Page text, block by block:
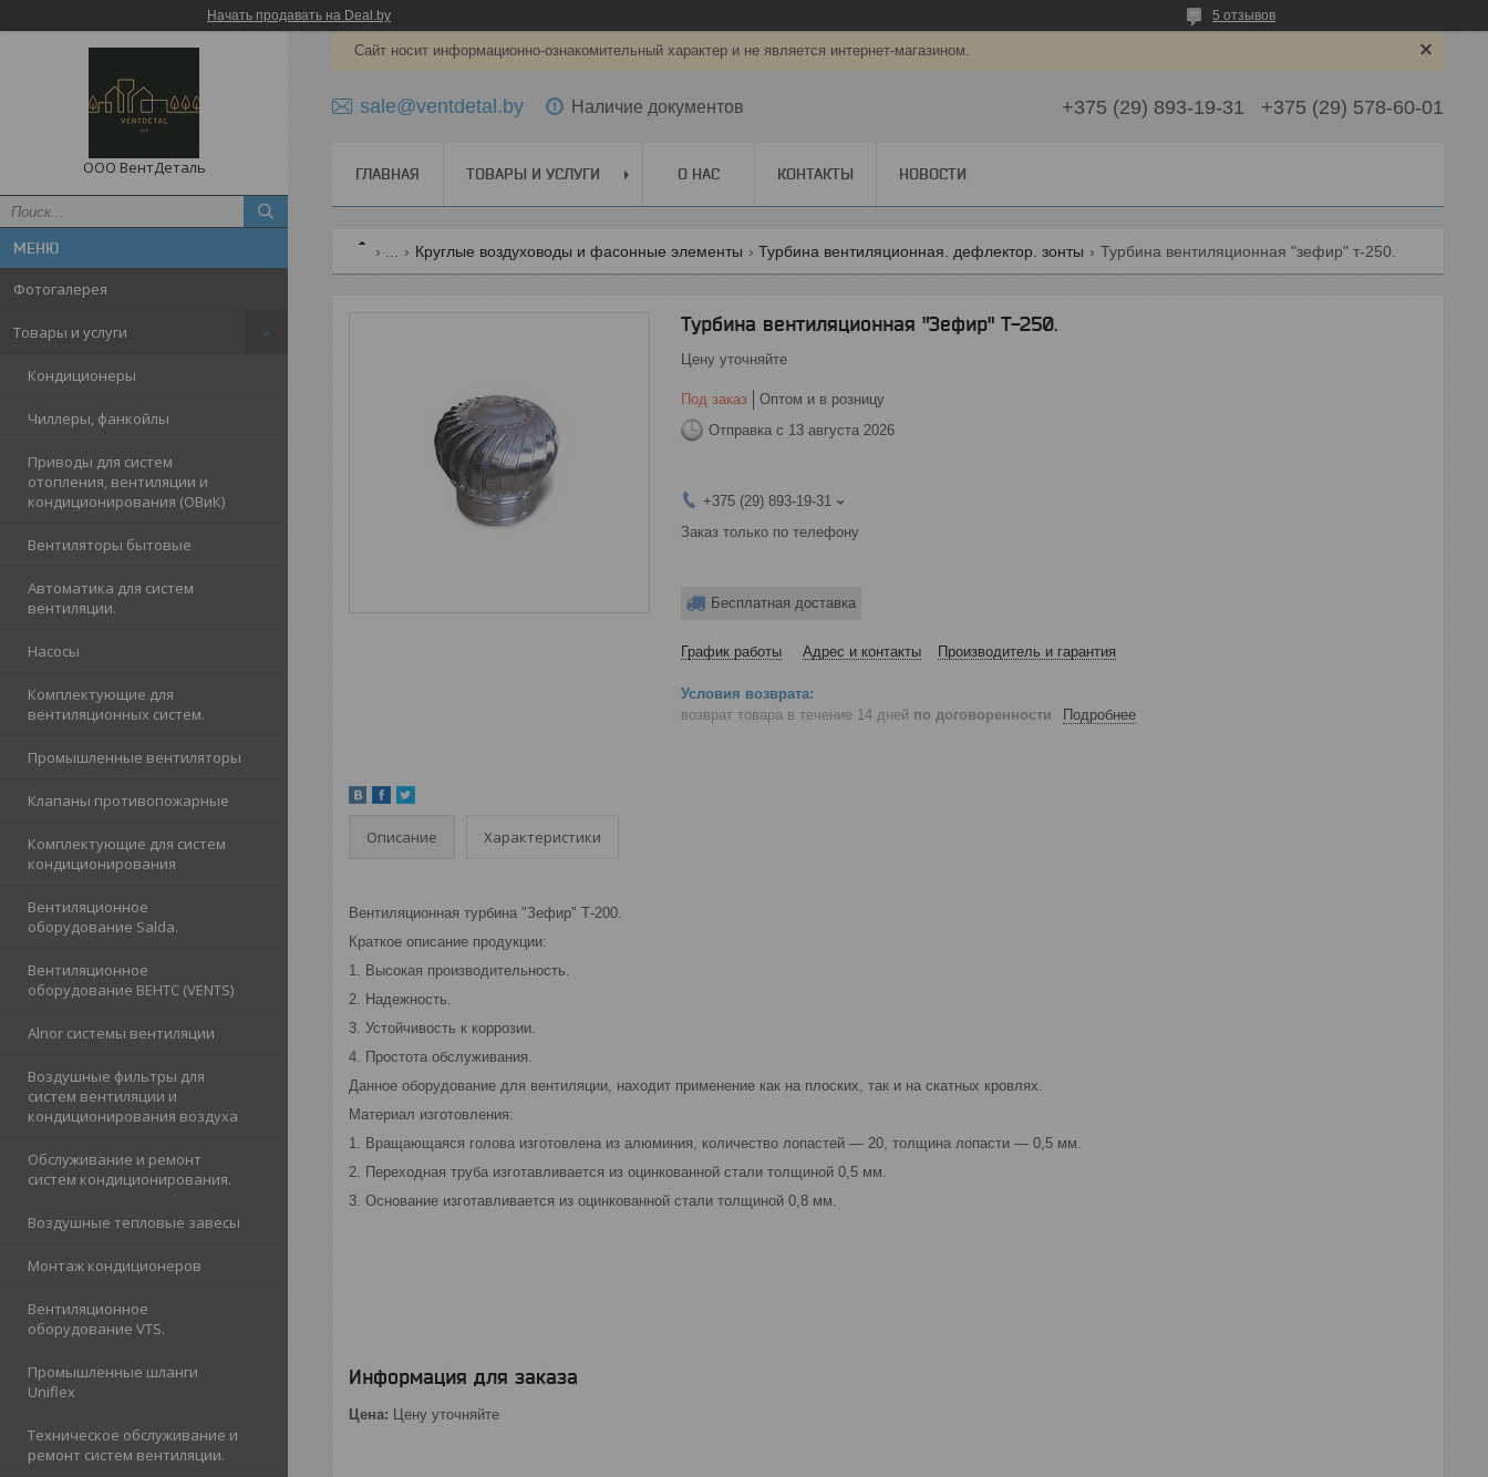
Начать продавать на Deal.by 5 отзывов
ООО ВентДеталь
Фотогалерея
Товары и услуги
Кондиционеры
Чиллеры, фанкойлы
Приводы для систем
отопления, вентиляции и
кондиционирования (ОВиК)
Вентиляторы бытовые
Автоматика для систем
вентиляции.
Насосы
Комплектующие для
вентиляционных систем.
Промышленные вентиляторы
Клапаны противопожарные
Комплектующие для систем
кондиционирования
Вентиляционное
оборудование Salda.
Вентиляционное
оборудование ВЕНТС (VENTS)
Alnor cистемы вентиляции
Воздушные фильтры для
систем вентиляции и
кондиционирования воздуха
Обслуживание и ремонт
систем кондиционирования.
Воздушные тепловые завесы
Монтаж кондиционеров
Вентиляционное
оборудование VTS.
Промышленные шланги
Uniflex
Техническое обслуживание и
ремонт систем вентиляции.
Сайт носит информационно-ознакомительный характер и не является интернет-магазином.
sale@ventdetal.by Наличие документов +375 (29) 893-19-31 +375 (29) 578-60-01
ГЛАВНАЯ ТОВАРЫ И УСЛУГИ О НАС КОНТАКТЫ НОВОСТИ
Круглые воздуховоды и фасонные элементы Турбина вентиляционная. дефлектор. зонты Турбина вентиляционная "зефир" т-250.
Турбина вентиляционная "Зефир" Т-250.
Цену уточняйте
Под заказ
Оптом и в розницу
Отправка с 13 августа 2026
+375 (29) 893-19-31
Заказ только по телефону
Бесплатная доставка
График работы Адрес и контакты Производитель и гарантия
возврат товара в течение 14 дней по договоренности Подробнее
Описание Характеристики
Вентиляционная турбина "Зефир" Т-200.
Краткое описание продукции:
1. Высокая производительность.
2. Надежность.
3. Устойчивость к коррозии.
4. Простота обслуживания.
Данное оборудование для вентиляции, находит применение как на плоских, так и на скатных кровлях.
Материал изготовления:
1. Вращающаяся голова изготовлена из алюминия, количество лопастей ― 20, толщина лопасти ― 0,5 мм.
2. Переходная труба изготавливается из оцинкованной стали толщиной 0,5 мм.
3. Основание изготавливается из оцинкованной стали толщиной 0,8 мм.
Информация для заказа
Цена: Цену уточняйте